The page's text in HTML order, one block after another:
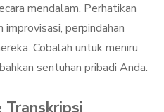
mendalam. Perhatikan
improvisasi, perpindahan
Cobalah untuk meniru
sentuhan pribadi Anda.
Transkripsi